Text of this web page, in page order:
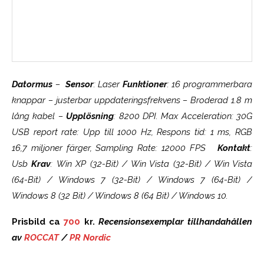
Datormus –Sensor: Laser Funktioner: 16 programmerbara
knappar – justerbar uppdateringsfrekvens – Broderad 1.8 m
lång kabel – Upplösning: 8200 DPI. Max Acceleration: 30G
USB report rate: Upp till 1000 Hz, Respons tid: 1 ms, RGB
16,7 miljoner färger, Sampling Rate: 12000 FPS Kontakt:
UsbKrav: Win XP (32-Bit) / Win Vista (32-Bit) / Win Vista
(64-Bit) / Windows 7 (32-Bit) / Windows 7 (64-Bit) /
Windows 8 (32 Bit) / Windows 8 (64 Bit) / Windows 10.
Prisbild ca700 kr. Recensionsexemplar tillhandahållen
av ROCCAT/PR Nordic